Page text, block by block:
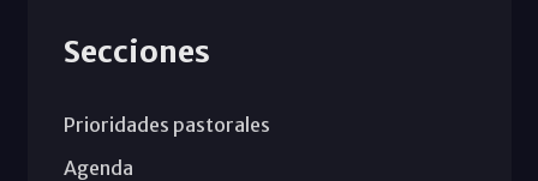
Secciones
Prioridades pastorales
Agenda